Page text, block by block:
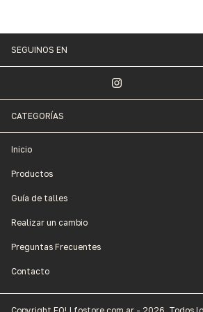
SEGUINOS EN
CATEGORÍAS
Inicio
Productos
Guía de talles
Realizar un cambio
Preguntas Frecuentes
Contacto